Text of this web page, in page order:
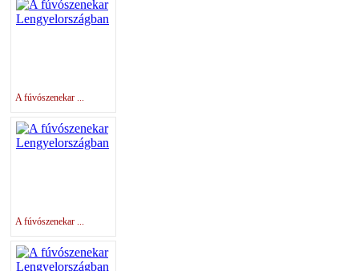
A fúvószenekar ...
A fúvószenekar ...